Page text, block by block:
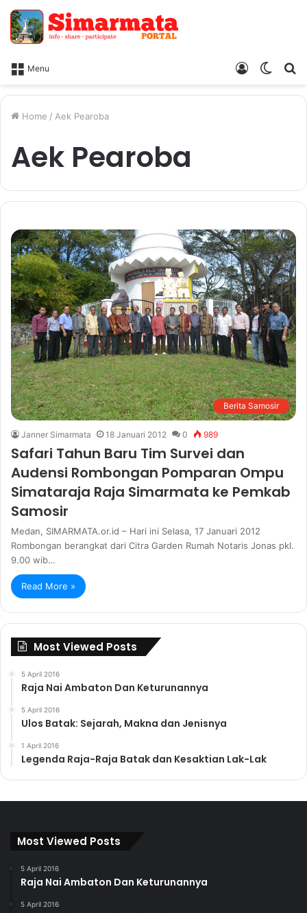
Menu
Switch
Log
Home / Aek Pearoba
Aek Pearoba
Berita Samosir
Janner Simarmata 18 Januari 2012 0 989
Safari Tahun Baru Tim Survei dan
Audensi Rombongan Pomparan Ompu
Simataraja Raja Simarmata ke Pemkab
Samosir
Medan, SIMARMATA.or.id – Hari ini Selasa, 17 Januari 2012
Rombongan berangkat dari Citra Garden Rumah Notaris Jonas pkl.
9.00 wib…
Read More »
Most Viewed Posts
5 April 2016
Raja Nai Ambaton Dan Keturunannya
5 April 2016
Ulos Batak: Sejarah, Makna dan Jenisnya
1 April 2016
Legenda Raja-Raja Batak dan Kesaktian Lak-Lak
Most Viewed Posts
5 April 2016
Raja Nai Ambaton Dan Keturunannya
5 April 2016